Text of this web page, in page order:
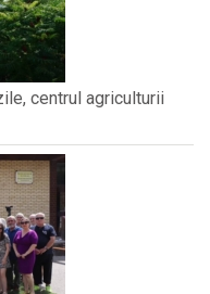
centrul agriculturii